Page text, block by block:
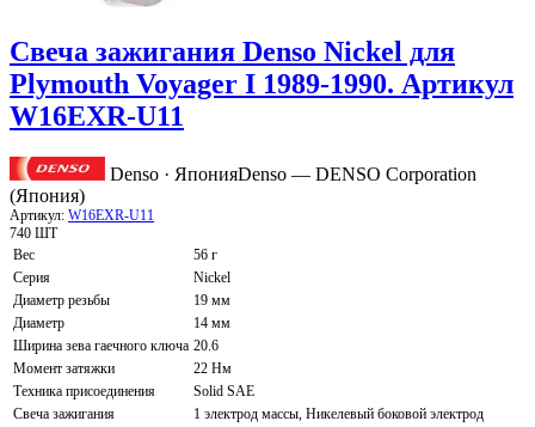
Свеча зажигания Denso Nickel для
Plymouth Voyager I 1989-1990. Артикул
W16EXR-U11
Denso · ЯпонияDenso — DENSO Corporation
(Япония)
Артикул: W16EXR-U11
740 ШТ
Вес
56 г
Серия
Nickel
Диаметр резьбы
19 мм
Диаметр
14 мм
Ширина зева гаечного ключа 20.6
Момент затяжки
22 Нм
Техника присоединения
Solid SAE
Свеча зажигания
1 электрод массы, Никелевый боковой электрод